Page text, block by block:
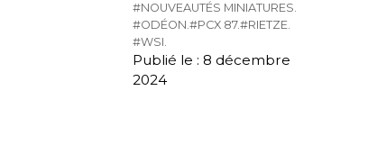
#NOUVEAUTÉS MINIATURES.
#ODÉON.#PCX 87.#RIETZE.
#WSI.
Publié le : 8 décembre
2024